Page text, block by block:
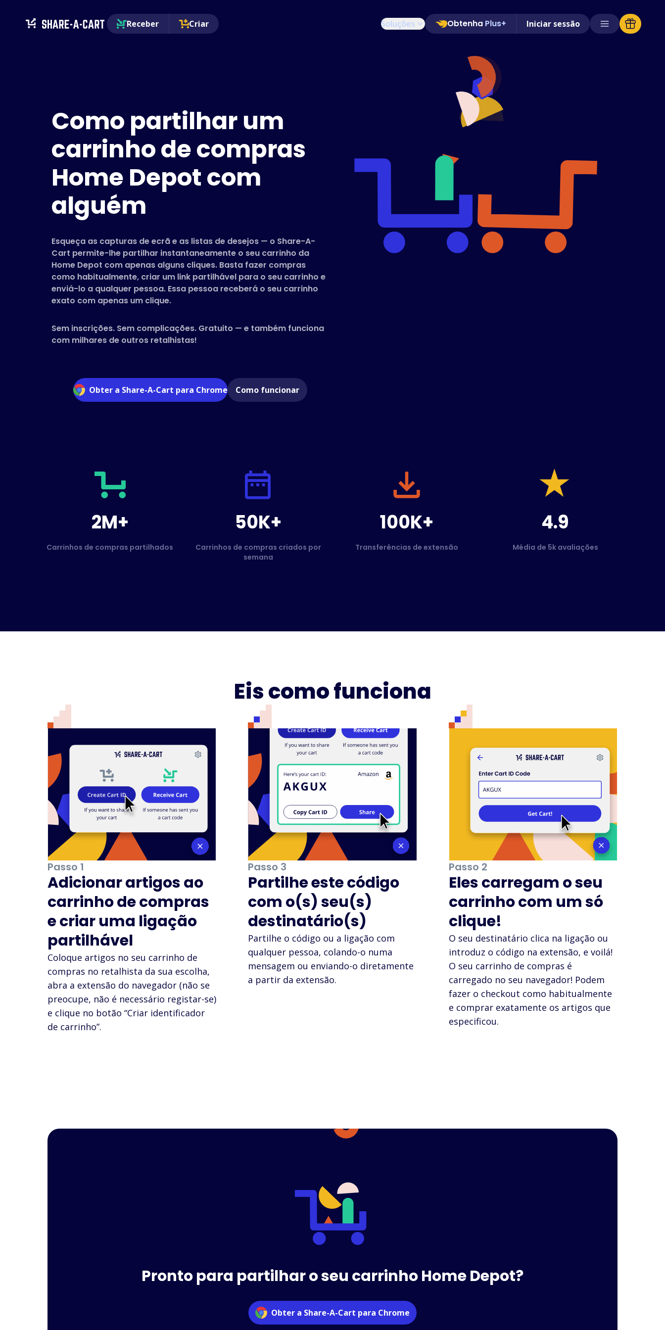
Receber Criar Soluções Obtenha Plus+ Iniciar sessão
Como partilhar um
carrinho de compras
Home Depot com
alguém
Esqueça as capturas de ecrã e as listas de desejos — o Share-A-
Cart permite-lhe partilhar instantaneamente o seu carrinho da
Home Depot com apenas alguns cliques. Basta fazer compras
como habitualmente, criar um link partilhável para o seu carrinho e
enviá-lo a qualquer pessoa. Essa pessoa receberá o seu carrinho
exato com apenas um clique.
Sem inscrições. Sem complicações. Gratuito — e também funciona
com milhares de outros retalhistas!
Obter a Share-A-Cart para Chrome Como funcionar
2M+
Carrinhos de compras partilhados
50K+
Carrinhos de compras criados por
semana
100K+
Transferências de extensão
4.9
Média de 5k avaliações
Eis como funciona
Passo 1
Adicionar artigos ao
carrinho de compras
e criar uma ligação
partilhável
Coloque artigos no seu carrinho de
compras no retalhista da sua escolha,
abra a extensão do navegador (não se
preocupe, não é necessário registar-se)
e clique no botão “Criar identificador
de carrinho”.
Passo 3
Partilhe este código
com o(s) seu(s)
destinatário(s)
Partilhe o código ou a ligação com
qualquer pessoa, colando-o numa
mensagem ou enviando-o diretamente
a partir da extensão.
Passo 2
Eles carregam o seu
carrinho com um só
clique!
O seu destinatário clica na ligação ou
introduz o código na extensão, e voilá!
O seu carrinho de compras é
carregado no seu navegador! Podem
fazer o checkout como habitualmente
e comprar exatamente os artigos que
especificou.
Pronto para partilhar o seu carrinho Home Depot?
Obter a Share-A-Cart para Chrome